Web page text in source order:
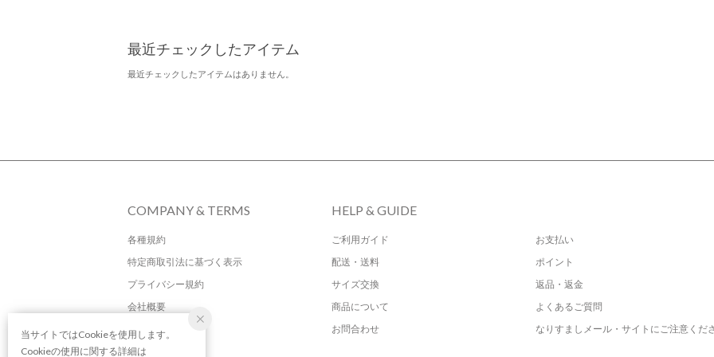
最近チェックしたアイテム
最近チェックしたアイテムはありません。
COMPANY & TERMS
各種規約
特定商取引法に基づく表示
プライバシー規約
会社概要
HELP & GUIDE
ご利用ガイド
配送・送料
サイズ交換
商品について
お問合わせ
お支払い
ポイント
返品・返金
よくあるご質問
なりすましメール・サイトにご注意くだ
当サイトではCookieを使用します。
Cookieの使用に関する詳細は